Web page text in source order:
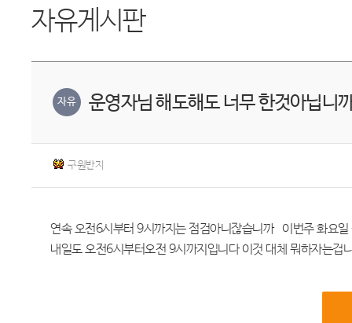
자유게시판
자유 운영자님 해도해도 너무 한것아닙니
구원반지
연속 오전6시부터 9시까지는 점검아니잖습니까 이번주 화요
내일도 오전6시부터오전 9시까지입니다 이것 대체 뭐하자는